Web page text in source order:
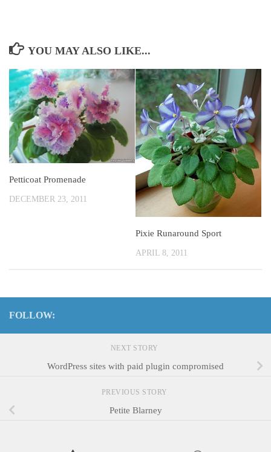
YOU MAY ALSO LIKE...
Petticoat Promenade
DECEMBER 23, 2011
Pixie Runaround Sport
APRIL 8, 2011
FOLLOW:
NEXT STORY
WordPress sites with paid plugin compromised
PREVIOUS STORY
Petite Blarney